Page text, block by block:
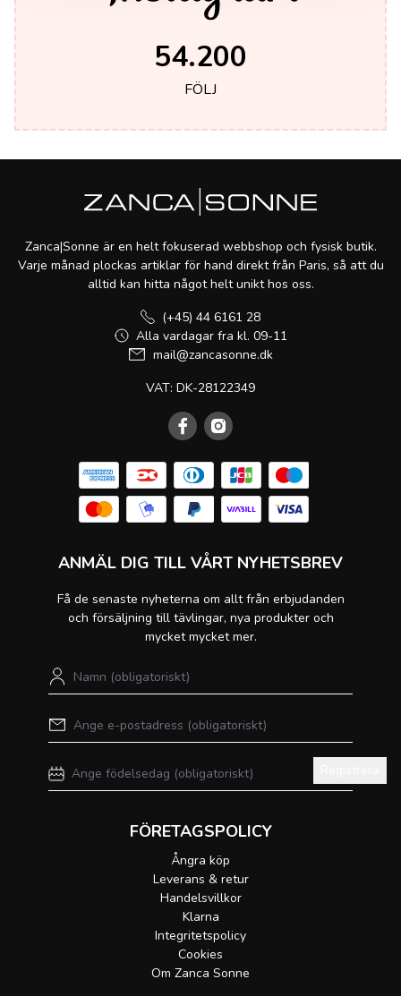
54.200
FÖLJ
Zanca|Sonne är en helt fokuserad webbshop och fysisk butik.
Varje månad plockas artiklar för hand direkt från Paris, så att du
alltid kan hitta något helt unikt hos oss.
(+45) 44 6161 28
Alla vardagar fra kl. 09-11
mail@zancasonne.dk
VAT: DK-28122349
ANMÄL DIG TILL VÅRT NYHETSBREV
Få de senaste nyheterna om allt från erbjudanden
och försäljning till tävlingar, nya produkter och
mycket mycket mer.
FÖRETAGSPOLICY
Ångra köp
Leverans & retur
Handelsvillkor
Klarna
Integritetspolicy
Cookies
Om Zanca Sonne